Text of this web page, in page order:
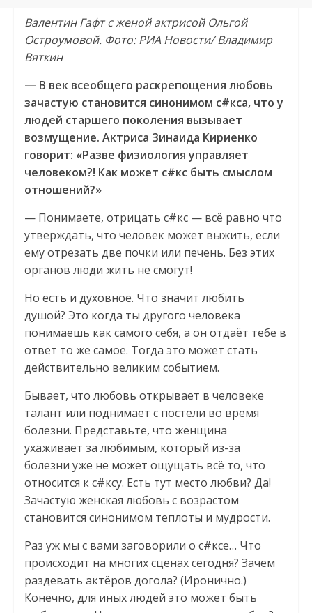
Валентин Гафт c женой актрисой Ольгой
Остроумовой. Фото: РИА Новости/ Владимир
Вяткин
— В век всеобщего раскрепощения любовь
зачастую становится синонимом с#кса, что у
людей старшего поколения вызывает
возмущение. Актриса Зинаида Кириенко
говорит: «Разве физиология управляет
человеком?! Как может с#кс быть смыслом
отношений?»
— Понимаете, отрицать с#кс — всё равно что
утверждать, что человек может выжить, если
ему отрезать две почки или печень. Без этих
органов люди жить не смогут!
Но есть и духовное. Что значит любить
душой? Это когда ты другого человека
понимаешь как самого себя, а он отдаёт тебе в
ответ то же самое. Тогда это может стать
действительно великим событием.
Бывает, что любовь открывает в человеке
талант или поднимает с постели во время
болезни. Представьте, что женщина
ухаживает за любимым, который из-за
болезни уже не может ощущать всё то, что
относится к с#ксу. Есть тут место любви? Да!
Зачастую женская любовь с возрастом
становится синонимом теплоты и мудрости.
Раз уж мы с вами заговорили о с#ксе… Что
происходит на многих сценах сегодня? Зачем
раздевать актёров догола? (Иронично.)
Конечно, для иных людей это может быть